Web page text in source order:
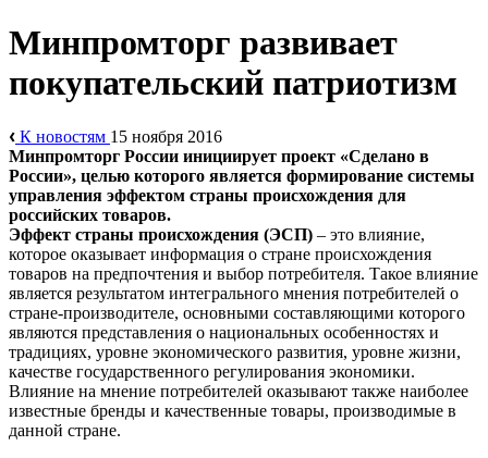
Минпромторг развивает
покупательский патриотизм
К новостям 15 ноября 2016
Минпромторг России инициирует проект «Сделано в
России», целью которого является формирование системы
управления эффектом страны происхождения для
российских товаров.
Эффект страны происхождения (ЭСП) – это влияние,
которое оказывает информация о стране происхождения
товаров на предпочтения и выбор потребителя. Такое влияние
является результатом интегрального мнения потребителей о
стране-производителе, основными составляющими которого
являются представления о национальных особенностях и
традициях, уровне экономического развития, уровне жизни,
качестве государственного регулирования экономики.
Влияние на мнение потребителей оказывают также наиболее
известные бренды и качественные товары, производимые в
данной стране.